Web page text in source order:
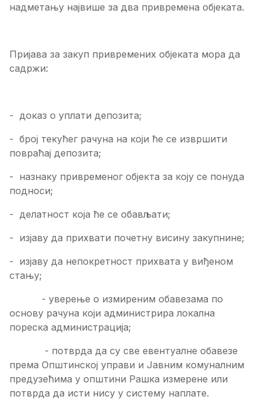
надметању највише за два привремена објеката.
Пријава за закуп привремених објеката мора да
садржи:
- доказ о уплати депозита;
- број текућег рачуна на који ће се извршити
повраћај депозита;
- назнаку привременог објекта за коју се понуда
подноси;
- делатност која ће се обављати;
- изјаву да прихвати почетну висину закупнине;
- изјаву да непокретност прихвата у виђеном
стању;
- уверење о измиреним обавезама по
основу рачуна који администрира локална
пореска администрација;
- потврда да су све евентуалне обавезе
према Општинској управи и Јавним комуналним
предузећима у општини Рашка измерене или
потврда да исти нису у систему наплате.